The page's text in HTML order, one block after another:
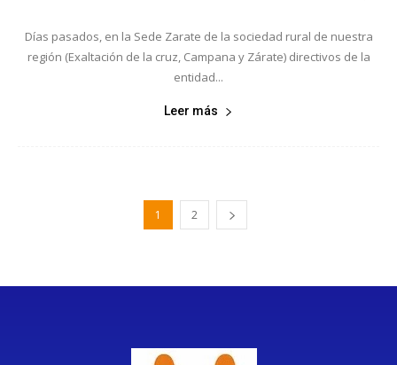
Días pasados, en la Sede Zarate de la sociedad rural de nuestra
región (Exaltación de la cruz, Campana y Zárate) directivos de la
entidad...
Leer más
1 2